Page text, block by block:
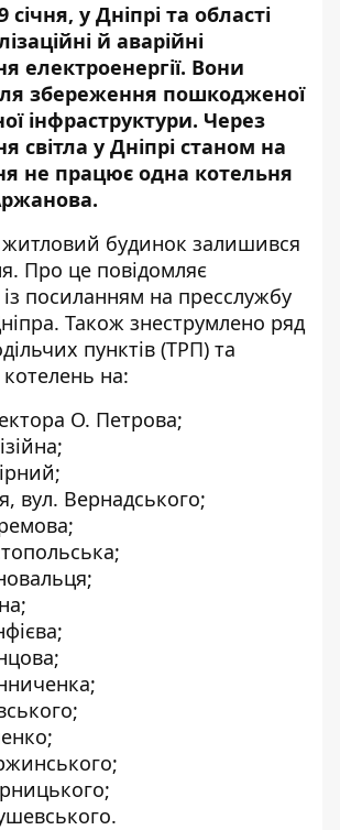
у Дніпрі та області
й аварійні
електроенергії. Вони
збереження пошкодженої
інфраструктури. Через
світла у Дніпрі станом на
не працює одна котельня
будинок залишився
Про це повідомляє
посиланням на пресслужбу
Також знеструмлено ряд
пунктів (ТРП) та
на:
О. Петрова;
вул. Вернадського;